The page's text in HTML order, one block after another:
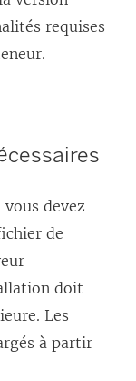
requises
devez
de
doit
Les
à partir